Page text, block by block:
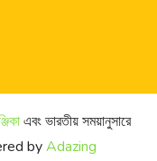
এবং ভারতীয় সময়ানুসারে
byAdazing